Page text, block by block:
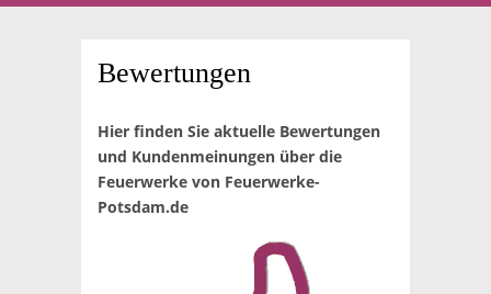
Bewertungen
Hier finden Sie aktuelle Bewertungen
und Kundenmeinungen über die
Feuerwerke von Feuerwerke-
Potsdam.de